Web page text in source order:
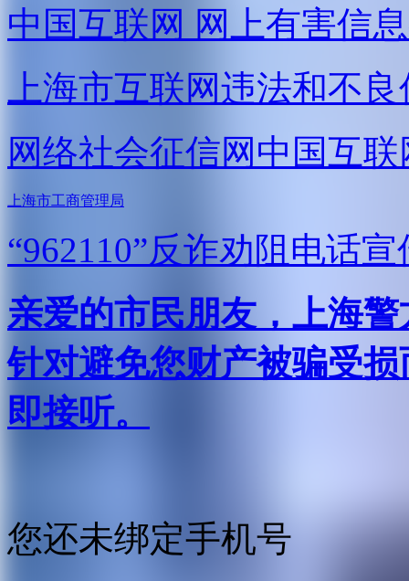
中国互联网 网上有害信
上海市互联网违法和不
网络社会征信网 中国互
上海市工商管理局
“962110”反诈劝阻电话宣
亲爱的市民朋友，上海
针对避免您财产被骗受
即接听。
您还未绑定手机号